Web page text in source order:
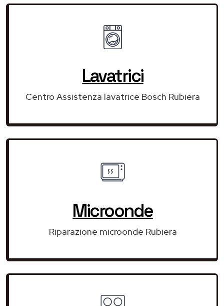
Lavatrici
Centro Assistenza lavatrice Bosch Rubiera
Microonde
Riparazione microonde Rubiera